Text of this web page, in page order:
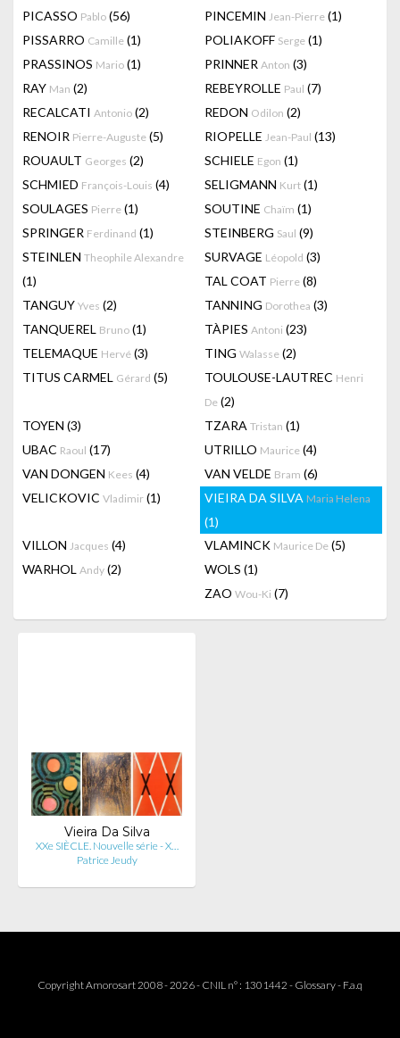
PICASSO Pablo (56) PINCEMIN Jean-Pierre (1)
PISSARRO Camille (1) POLIAKOFF Serge (1)
PRASSINOS Mario (1) PRINNER Anton (3)
RAY Man (2) REBEYROLLE Paul (7)
RECALCATI Antonio (2) REDON Odilon (2)
RENOIR Pierre-Auguste (5) RIOPELLE Jean-Paul (13)
ROUAULT Georges (2) SCHIELE Egon (1)
SCHMIED François-Louis (4) SELIGMANN Kurt (1)
SOULAGES Pierre (1) SOUTINE Chaïm (1)
SPRINGER Ferdinand (1) STEINBERG Saul (9)
STEINLEN Theophile Alexandre
(1)
SURVAGE Léopold (3)
TAL COAT Pierre (8)
TANGUY Yves (2) TANNING Dorothea (3)
TANQUEREL Bruno (1) TÀPIES Antoni (23)
TELEMAQUE Hervé (3) TING Walasse (2)
TITUS CARMEL Gérard (5) TOULOUSE-LAUTREC Henri
De (2)
TOYEN (3) TZARA Tristan (1)
UBAC Raoul (17) UTRILLO Maurice (4)
VAN DONGEN Kees (4) VAN VELDE Bram (6)
VELICKOVIC Vladimir (1) VIEIRA DA SILVA Maria Helena
(1)
VILLON Jacques (4) VLAMINCK Maurice De (5)
WARHOL Andy (2) WOLS (1)
ZAO Wou-Ki (7)
Vieira Da Silva
XXe SIÈCLE. Nouvelle série - X…
Patrice Jeudy
Copyright Amorosart 2008 - 2026 - CNIL n° : 1301442 - Glossary- F.a.q